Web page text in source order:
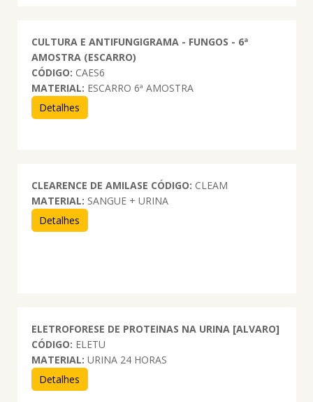
CULTURA E ANTIFUNGIGRAMA - FUNGOS - 6ª
AMOSTRA (ESCARRO)
CÓDIGO: CAES6
MATERIAL: ESCARRO 6ª AMOSTRA
Detalhes
CLEARENCE DE AMILASE CÓDIGO: CLEAM
MATERIAL: SANGUE + URINA
Detalhes
ELETROFORESE DE PROTEINAS NA URINA [ALVARO]
CÓDIGO: ELETU
MATERIAL: URINA 24 HORAS
Detalhes